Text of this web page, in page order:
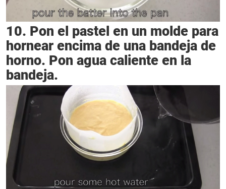
10. Pon el pastel en un molde para
hornear encima de una bandeja de
horno. Pon agua caliente en la
bandeja.